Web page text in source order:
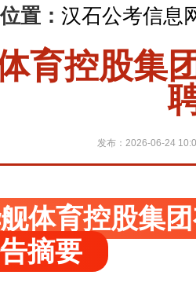
置： 汉石公考信息
育控股集
发布：2026-06-24
体育控股集
摘要